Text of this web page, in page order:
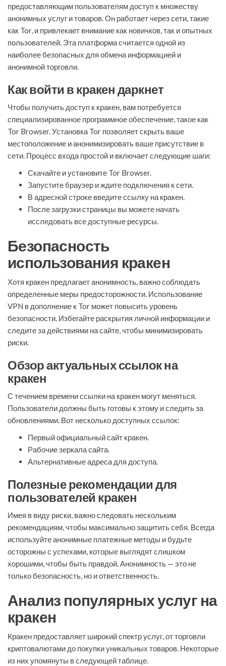
предоставляющим пользователям доступ к множеству
анонимных услуг и товаров. Он работает через сети, такие
как Tor, и привлекает внимание как новичков, так и опытных
пользователей. Эта платформа считается одной из
наиболее безопасных для обмена информацией и
анонимной торговли.
Как войти в кракен даркнет
Чтобы получить доступ к кракен, вам потребуется
специализированное программное обеспечение, такое как
Tor Browser. Установка Tor позволяет скрыть ваше
местоположение и анонимизировать ваше присутствие в
сети. Процесс входа простой и включает следующие шаги:
Скачайте и установите Tor Browser.
Запустите браузер и ждите подключения к сети.
В адресной строке введите ссылку на кракен.
После загрузки страницы вы можете начать
исследовать все доступные ресурсы.
Безопасность
использования кракен
Хотя кракен предлагает анонимность, важно соблюдать
определенные меры предосторожности. Использование
VPN в дополнение к Tor может повысить уровень
безопасности. Избегайте раскрытия личной информации и
следите за действиями на сайте, чтобы минимизировать
риски.
Обзор актуальных ссылок на
кракен
С течением времени ссылки на кракен могут меняться.
Пользователи должны быть готовы к этому и следить за
обновлениями. Вот несколько доступных ссылок:
Первый официальный сайт кракен.
Рабочие зеркала сайта.
Альтернативные адреса для доступа.
Полезные рекомендации для
пользователей кракен
Имея в виду риски, важно следовать нескольким
рекомендациям, чтобы максимально защитить себя. Всегда
используйте анонимные платежные методы и будьте
осторожны с успехами, которые выглядят слишком
хорошими, чтобы быть правдой. Анонимность — это не
только безопасность, но и ответственность.
Анализ популярных услуг на
кракен
Кракен предоставляет широкий спектр услуг, от торговли
криптовалютами до покупки уникальных товаров. Некоторые
из них упомянуты в следующей таблице.